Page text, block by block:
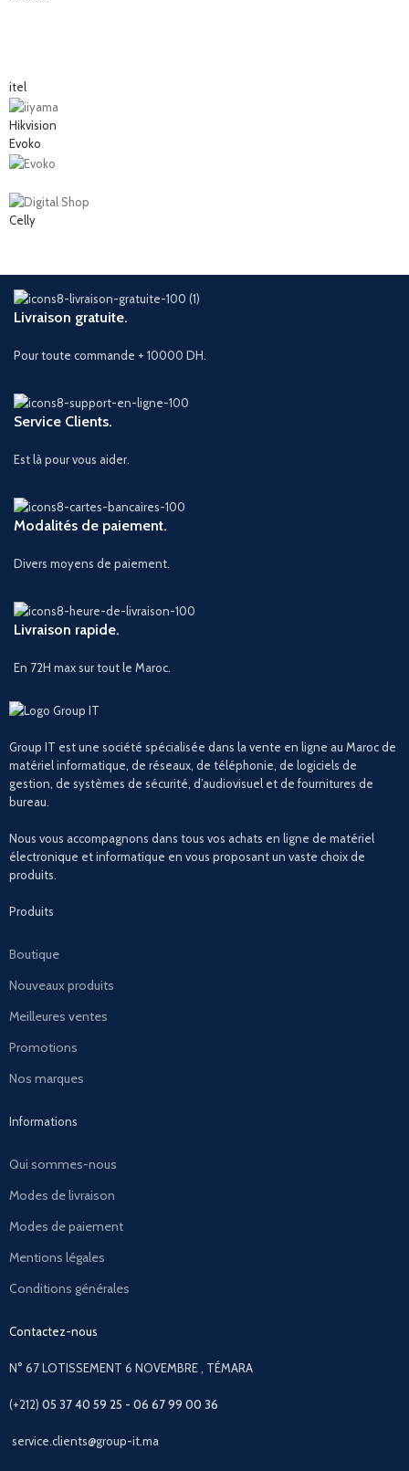
itel
Hikvision
Evoko
Celly
Livraison gratuite.
Pour toute commande + 10000 DH.
Service Clients.
Est là pour vous aider.
Modalités de paiement.
Divers moyens de paiement.
Livraison rapide.
En 72H max sur tout le Maroc.
Group IT est une société spécialisée dans la vente en ligne au Maroc de
matériel informatique, de réseaux, de téléphonie, de logiciels de
gestion, de systèmes de sécurité, d’audiovisuel et de fournitures de
bureau.
Nous vous accompagnons dans tous vos achats en ligne de matériel
électronique et informatique en vous proposant un vaste choix de
produits.
Produits
Boutique
Nouveaux produits
Meilleures ventes
Promotions
Nos marques
Informations
Qui sommes-nous
Modes de livraison
Modes de paiement
Mentions légales
Conditions générales
Contactez-nous
N° 67 LOTISSEMENT 6 NOVEMBRE , TÉMARA
(+212)05 37 40 59 25 - 06 67 99 00 36
service.clients@group-it.ma